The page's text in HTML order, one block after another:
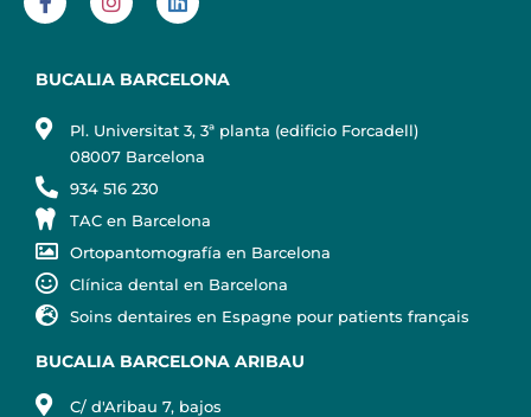
BUCALIA BARCELONA
Pl. Universitat 3, 3ª planta (edificio Forcadell)
08007 Barcelona
934 516 230
TAC en Barcelona
Ortopantomografía en Barcelona
Clínica dental en Barcelona
Soins dentaires en Espagne pour patients français
BUCALIA BARCELONA ARIBAU
C/ d'Aribau 7, bajos